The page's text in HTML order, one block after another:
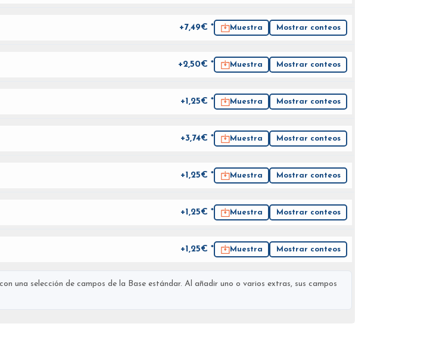
+7,49€ * Muestra Mostrar conteos
+2,50€ * Muestra Mostrar conteos
+1,25€ * Muestra Mostrar conteos
+3,74€ * Muestra Mostrar conteos
+1,25€ * Muestra Mostrar conteos
+1,25€ * Muestra Mostrar conteos
+1,25€ * Muestra Mostrar conteos
una selección de campos de la Base estándar. Al añadir uno o varios extras, sus campos